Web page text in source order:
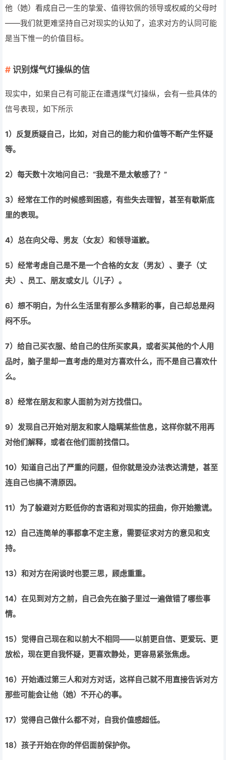
他（她）看成自己一生的挚爱、值得钦佩的领导或权威的父母时
——我们就更难坚持自己对现实的认知了，追求对方的认同可能
是当下惟一的价值目标。
识别煤气灯操纵的信
现实中，如果自己有可能正在遭遇煤气灯操纵，会有一些具体的
信号表现，如下所示
1）反复质疑自己，比如，对自己的能力和价值等不断产生怀疑
等。
2）每天数十次地问自己：“我是不是太敏感了？”
3）经常在工作的时候感到困惑，有些失去理智，甚至有歇斯底
里的表现。
4）总在向父母、男友（女友）和领导道歉。
5）经常考虑自己是不是一个合格的女友（男友）、妻子（丈
夫）、员工、朋友或女儿（儿子）。
6）想不明白，为什么生活里有那么多精彩的事，自己却总是闷
闷不乐。
7）给自己买衣服、给自己的住所买家具，或者买其他的个人用
品时，脑子里却一直考虑的是对方喜欢什么，而不是自己喜欢什
么。
8）经常在朋友和家人面前为对方找借口。
9）发现自己开始对朋友和家人隐瞒某些信息，这样你就不用再
对他们解释，或者在他们面前找借口。
10）知道自己出了严重的问题，但你就是没办法表达清楚，甚至
连自己也搞不清原因。
11）为了躲避对方贬低你的言语和对现实的扭曲，你开始撒谎。
12）自己连简单的事都拿不定主意，需要征求对方的意见和支
持。
13）和对方在闲谈时也要三思，顾虑重重。
14）在见到对方之前，自己会先在脑子里过一遍做错了哪些事
情。
15）觉得自己现在和以前大不相同——以前更自信、更爱玩、更
放松，现在更自我怀疑，更喜欢静处，更容易紧张焦虑。
16）开始通过第三人和对方对话，这样自己就不用直接告诉对方
那些可能会让他（她）不开心的事。
17）觉得自己做什么都不对，自我价值感超低。
18）孩子开始在你的伴侣面前保护你。